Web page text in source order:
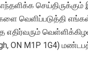
வெளிப்படுத்தி எங்கள்
எதிர்வரும்
ON M1P 1G4)